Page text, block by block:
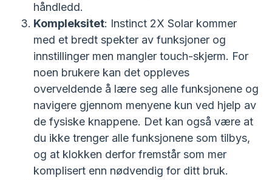
håndledd.
Kompleksitet: Instinct 2X Solar kommer
med et bredt spekter av funksjoner og
innstillinger men mangler touch-skjerm. For
noen brukere kan det oppleves
overveldende å lære seg alle funksjonene og
navigere gjennom menyene kun ved hjelp av
de fysiske knappene. Det kan også være at
du ikke trenger alle funksjonene som tilbys,
og at klokken derfor fremstår som mer
komplisert enn nødvendig for ditt bruk.